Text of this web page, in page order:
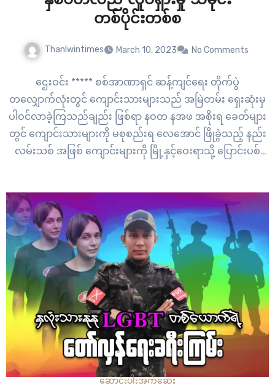
တစ်ပိုင်းတစ်စ
Thanlwintimes March 10, 2023 No Comments
ဌေးဝင်း ***** စစ်အာဏာရှင် ဆန့်ကျင်ရေး တိုက်ပွဲ
တလျှောက်လုံးတွင် ကျောင်းသားများသည် အမြဲတမ်း ရှေးဆုံးမှ
ပါဝင်လာခဲ့ကြသည်ချည်း ဖြစ်ရာ နဝတ နအဖ အစိုးရ ခေတ်များ
တွင် ကျောင်းသားများကို မစုစည်းရ လေအောင် ဖြိုခွဲသည့် နည်း
လမ်းသစ် အဖြစ် ကျောင်းများကို မြို့နှင့်ဝေးရာသို့ ပြောင်းပစ်
ဆောင်းပါးအက်ဆေး